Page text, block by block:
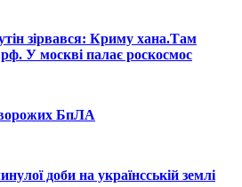
зірвався: Криму хана.Там
У москві палає роскосмос
ворожих БпЛА
доби на українсській землі